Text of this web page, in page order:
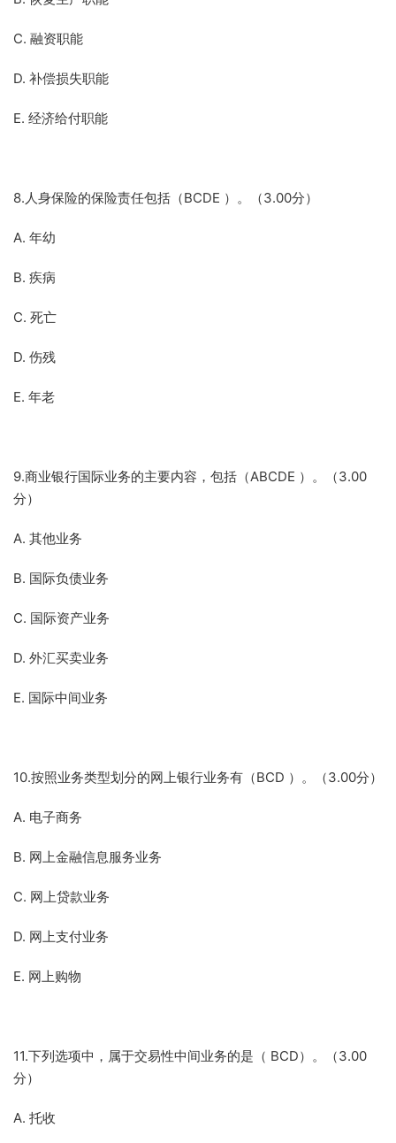
C. 融资职能
D. 补偿损失职能
E. 经济给付职能
8.人身保险的保险责任包括（BCDE ）。（3.00分）
A. 年幼
B. 疾病
C. 死亡
D. 伤残
E. 年老
9.商业银行国际业务的主要内容，包括（ABCDE ）。（3.00
分）
A. 其他业务
B. 国际负债业务
C. 国际资产业务
D. 外汇买卖业务
E. 国际中间业务
10.按照业务类型划分的网上银行业务有（BCD ）。（3.00分）
A. 电子商务
B. 网上金融信息服务业务
C. 网上贷款业务
D. 网上支付业务
E. 网上购物
11.下列选项中，属于交易性中间业务的是（ BCD）。（3.00
分）
A. 托收